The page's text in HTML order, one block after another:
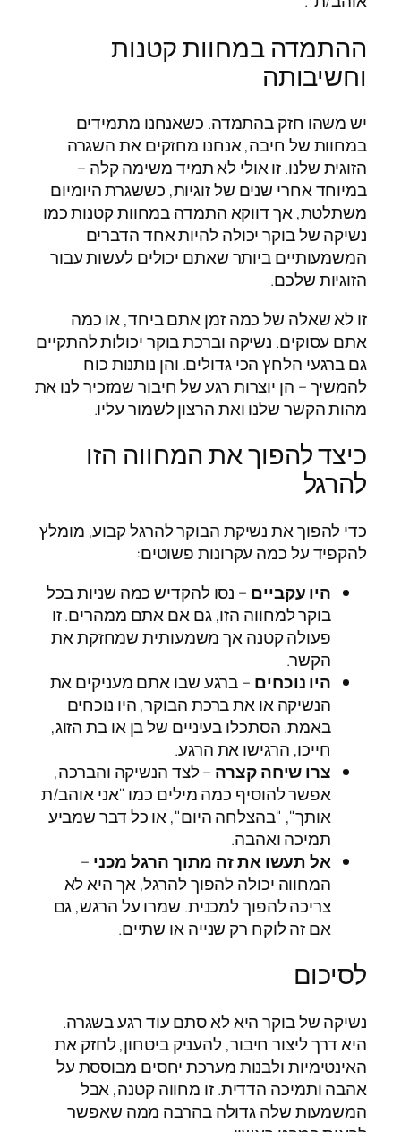
ההתמדה במחוות קטנות
וחשיבותה
יש משהו חזק בהתמדה. כשאנחנו מתמידים
במחוות של חיבה, אנחנו מחזקים את השגרה
הזוגית שלנו. זו אולי לא תמיד משימה קלה –
במיוחד אחרי שנים של זוגיות, כששגרת היומיום
משתלטת, אך דווקא התמדה במחוות קטנות כמו
נשיקה של בוקר יכולה להיות אחד הדברים
המשמעותיים ביותר שאתם יכולים לעשות עבור
הזוגיות שלכם.
זו לא שאלה של כמה זמן אתם ביחד, או כמה
אתם עסוקים. נשיקה וברכת בוקר יכולות להתקיים
גם ברגעי הלחץ הכי גדולים. והן נותנות כוח
להמשיך – הן יוצרות רגע של חיבור שמזכיר לנו את
מהות הקשר שלנו ואת הרצון לשמור עליו.
כיצד להפוך את המחווה הזו
להרגל
כדי להפוך את נשיקת הבוקר להרגל קבוע, מומלץ
להקפיד על כמה עקרונות פשוטים:
היו עקביים – נסו להקדיש כמה שניות בכל
בוקר למחווה הזו, גם אם אתם ממהרים. זו
פעולה קטנה אך משמעותית שמחזקת את
הקשר.
היו נוכחים – ברגע שבו אתם מעניקים את
הנשיקה או את ברכת הבוקר, היו נוכחים
באמת. הסתכלו בעיניים של בן או בת הזוג,
חייכו, הרגישו את הרגע.
צרו שיחה קצרה – לצד הנשיקה והברכה,
אפשר להוסיף כמה מילים כמו "אני אוהב/ת
אותך", "בהצלחה היום", או כל דבר שמביע
תמיכה ואהבה.
אל תעשו את זה מתוך הרגל מכני –
המחווה יכולה להפוך להרגל, אך היא לא
צריכה להפוך למכנית. שמרו על הרגש, גם
אם זה לוקח רק שנייה או שתיים.
לסיכום
נשיקה של בוקר היא לא סתם עוד רגע בשגרה.
היא דרך ליצור חיבור, להעניק ביטחון, לחזק את
האינטימיות ולבנות מערכת יחסים מבוססת על
אהבה ותמיכה הדדית. זו מחווה קטנה, אבל
המשמעות שלה גדולה בהרבה ממה שאפשר